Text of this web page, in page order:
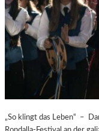
„So klingt das Leben“ –